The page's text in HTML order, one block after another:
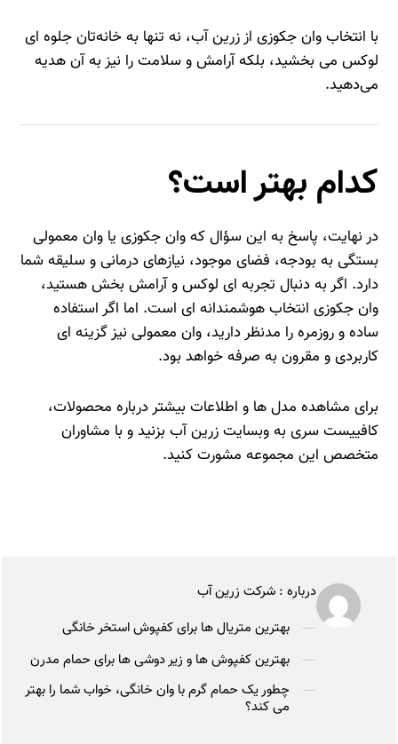
با انتخاب وان جکوزی از زرین آب، نه تنها به خانه‌تان جلوه‌ ای
لوکس می‌ بخشید، بلکه آرامش و سلامت را نیز به آن هدیه
می‌دهید.
کدام بهتر است؟
در نهایت، پاسخ به این سؤال که وان جکوزی یا وان معمولی
بستگی به بودجه، فضای موجود، نیازهای درمانی و سلیقه شما
دارد. اگر به دنبال تجربه‌ ای لوکس و آرامش‌ بخش هستید،
وان جکوزی انتخاب هوشمندانه‌ ای است. اما اگر استفاده
ساده و روزمره را مدنظر دارید، وان معمولی نیز گزینه‌ ای
کاربردی و مقرون‌ به‌ صرفه خواهد بود.
برای مشاهده مدل‌ ها و اطلاعات بیشتر درباره محصولات،
کافییست سری به وبسایت زرین آب بزنید و با مشاوران
متخصص این مجموعه مشورت کنید.
درباره : شرکت زرین آب
بهترین متریال ها برای کفپوش استخر خانگی
بهترین کفپوش ها و زیر دوشی ها برای حمام مدرن
چطور یک حمام گرم با وان خانگی، خواب شما را بهتر
می کند؟